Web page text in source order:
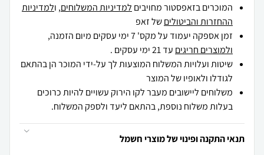
המוכרים בזאפסטור מחויבים למדיניות המשלוחים, ולמדיניות
ההחזרות והביטוליםשל זאפ
זמן אספקה יעמוד על מקס' 7 ימי עסקים מיום הזמנה,
ולמוצרים חריגים עד 21 ימי עסקים .
שיטות ועלויות המשלוח המוצעות לך על-ידי המוכר הן בהתאם
לגודלו ולאופיו של המוצר
משלוחים ליישובים מעבר לקו הירוק עשויים להיות כרוכים
בעלות משלוח נוספת, בהתאם ליעד ולספק המשלוח.
תנאי התקנה ופינוי של מוצרי חשמל